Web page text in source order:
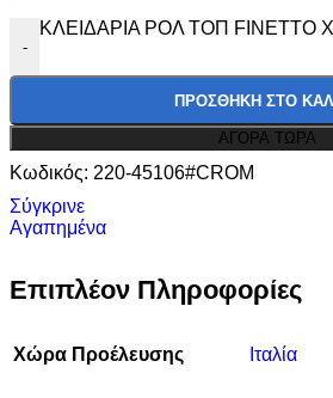
-
ΚΛΕΙΔΑΡΙΑ ΡΟΛ ΤΟΠ FINETTO
ΠΡΟΣΘΉΚΗ ΣΤΟ
ΑΓΟΡΑ ΤΩΡΑ
Κωδικός: 220-45106#CROM
Σύγκρινε
Αγαπημένα
Επιπλέον Πληροφορίες
Χώρα Προέλευσης Ιταλία